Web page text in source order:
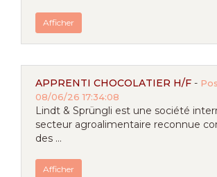
Afficher
APPRENTI CHOCOLATIER H/F -
08/06/26 17:34:08
Lindt & Sprüngli est une société
secteur agroalimentaire reconnue
des ...
Afficher